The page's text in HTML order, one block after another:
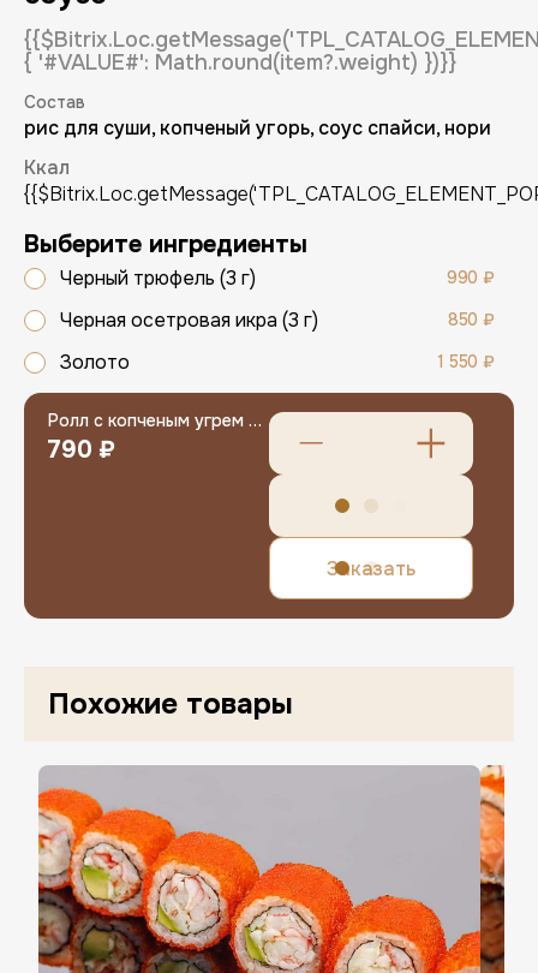
Регистрация
Имя (обязательно)
E-mail (обязательно)
E-mail
{ '#VALUE#': Math.round(item?.weight) })}}
Состав
рис для суши, копченый угорь, соус спайси, нори
Ккал
Выберите ингредиенты
Черный трюфель (3 г) 990 ₽
Черная осетровая икра (3 г) 850 ₽
Золото 1 550 ₽
Ролл с копченым угрем в остром соусе
790 ₽
Заказать
Похожие товары